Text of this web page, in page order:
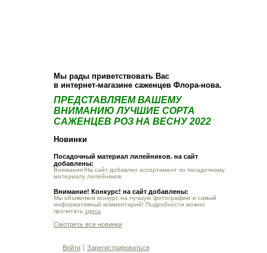
Мы рады приветствовать Вас
в интернет-магазине саженцев Флора-нова.
ПРЕДСТАВЛЯЕМ ВАШЕМУ
ВНИМАНИЮ ЛУЧШИЕ СОРТА
САЖЕНЦЕВ РОЗ НА ВЕСНУ 2022
Новинки
Посадочный материал лилейников. на сайт
добавлены:
Внимание!На сайт добавлен ассортимент по посадочному
материалу лилейников.
Внимание! Конкурс! на сайт добавлены:
Мы объявляем конкурс на лучшую фотографию и самый
информативный комментарий! Подробности можно
прочитать здесь
Смотреть все новинки
Войти Зарегистрироваться